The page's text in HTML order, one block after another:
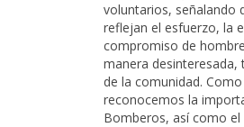
voluntarios, señalando
reflejan el esfuerzo, la
compromiso de
manera desinteresada,
de la comunidad.
reconocemos la
Bomberos, así como el